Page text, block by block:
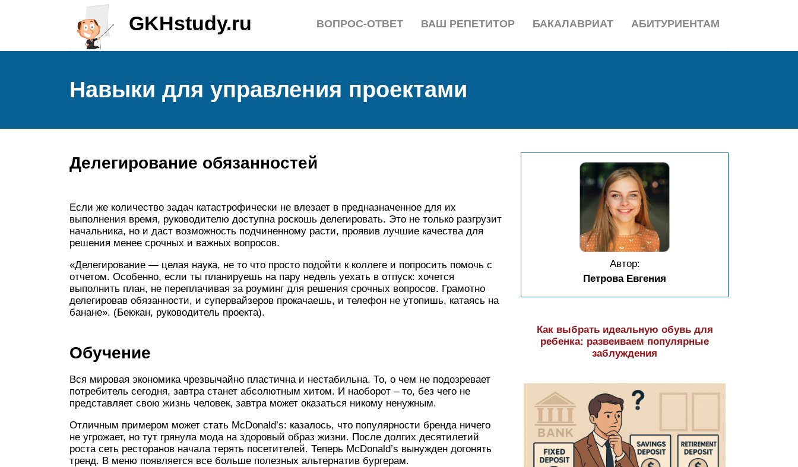
GKHstudy.ru АБИТУРИЕНТАМ
БАКАЛАВРИАТ
ВАШ РЕПЕТИТОР
ВОПРОС-ОТВЕТ
Навыки для управления проектами
Делегирование обязанностей
Если же количество задач катастрофически не влезает в предназначенное для их
выполнения время, руководителю доступна роскошь делегировать. Это не только разгрузит
начальника, но и даст возможность подчиненному расти, проявив лучшие качества для
решения менее срочных и важных вопросов.
«Делегирование — целая наука, не то что просто подойти к коллеге и попросить помочь с
отчетом. Особенно, если ты планируешь на пару недель уехать в отпуск: хочется
выполнить план, не переплачивая за роуминг для решения срочных вопросов. Грамотно
делегировав обязанности, и супервайзеров прокачаешь, и телефон не утопишь, катаясь на
банане». (Бекжан, руководитель проекта).
Обучение
Вся мировая экономика чрезвычайно пластична и нестабильна. То, о чем не подозревает
потребитель сегодня, завтра станет абсолютным хитом. И наоборот – то, без чего не
представляет свою жизнь человек, завтра может оказаться никому ненужным.
Отличным примером может стать McDonald’s: казалось, что популярности бренда ничего
не угрожает, но тут грянула мода на здоровый образ жизни. После долгих десятилетий
роста сеть ресторанов начала терять посетителей. Теперь McDonald’s вынужден догонять
тренд. В меню появляется все больше полезных альтернатив бургерам.
Автор:
Петрова Евгения
Как выбрать идеальную обувь для
ребенка: развеиваем популярные
заблуждения